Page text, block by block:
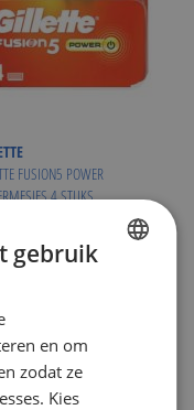
FUSION5 POWER
4 STUKS
Price
€ 20,99 )
gebruik
en om
zodat ze
Kies